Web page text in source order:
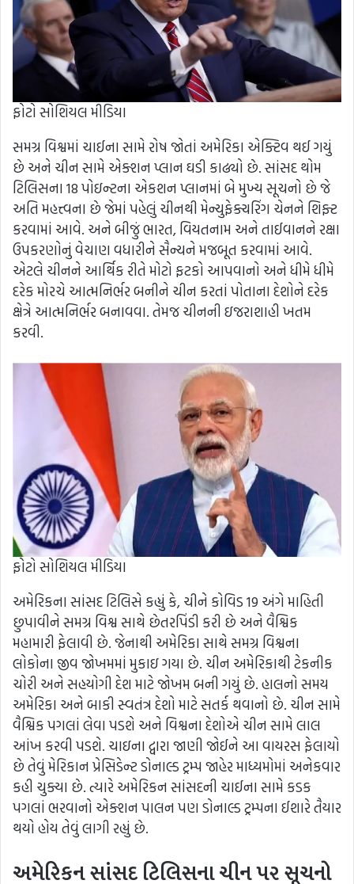
ફોટો સોશિયલ મીડિયા
સમગ્ર વિશ્વમાં ચાઈના સામે રોષ જોતાં અમેરિકા એક્ટિવ થઈ ગયું
છે અને ચીન સામે એક્શન પ્લાન ઘડી કાઢ્યો છે. સાંસદ થોમ
ટિલિસના 18 પોઇન્ટના એકશન પ્લાનમાં બે મુખ્ય સૂચનો છે જે
અતિ મહત્ત્વના છે જેમાં પહેલું ચીનથી મેન્યુફેક્ચરિંગ ચેનને શિફ્ટ
કરવામાં આવે. અને બીજું ભારત, વિયતનામ અને તાઈવાનને રક્ષા
ઉપકરણોનું વેચાણ વધારીને સૈન્યને મજબૂત કરવામાં આવે.
એટલે ચીનને આર્થિક રીતે મોટો ફટકો આપવાનો અને ધીમે ધીમે
દરેક મોરચે આત્મનિર્ભર બનીને ચીન કરતાં પોતાના દેશોને દરેક
ક્ષેત્રે આત્મનિર્ભર બનાવવા. તેમજ ચીનની ઇજરાશાહી ખતમ
કરવી.
ફોટો સોશિયલ મીડિયા
અમેરિકના સાંસદ ટિલિસે કહ્યું કે, ચીને કોવિડ 19 અંગે માહિતી
છુપાવીને સમગ્ર વિશ્વ સાથે છેતરપિંડી કરી છે અને વૈશ્વિક
મહામારી ફેલાવી છે. જેનાથી અમેરિકા સાથે સમગ્ર વિશ્વના
લોકોના જીવ જોખમમાં મુકાઇ ગયા છે. ચીન અમેરિકાથી ટેકનીક
ચોરી અને સહયોગી દેશ માટે જોખમ બની ગયું છે. હાલનો સમય
અમેરિકા અને બાકી સ્વતંત્ર દેશો માટે સતર્ક થવાનો છે. ચીન સામે
વૈશ્વિક પગલાં લેવા પડશે અને વિશ્વના દેશોએ ચીન સામે લાલ
આંખ કરવી પડશે. ચાઇના દ્વારા જાણી જોઈને આ વાયરસ ફેલાયો
છે તેવું મેરિકાન પ્રેસિડેન્ટ ડોનાલ્ડ ટ્રમ્પ જાહેર માધ્યમોમાં અનેકવાર
કહી ચુક્યા છે. ત્યારે અમેરિકન સાંસદની ચાઈના સામે કડક
પગલાં ભરવાનો એક્શન પાલન પણ ડોનાલ્ડ ટ્રમ્પના ઈશારે તૈયાર
થયો હોય તેવું લાગી રહ્યું છે.
અમેરિકન સાંસદ ટિલિસના ચીન પર સૂચનો